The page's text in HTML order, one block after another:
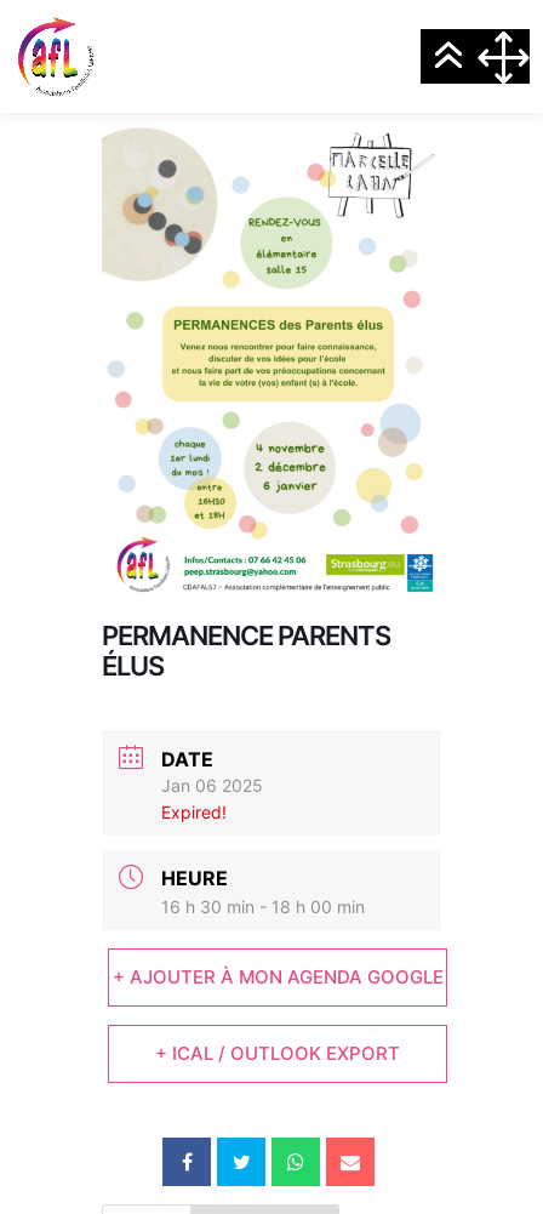
PERMANENCE PARENTS
ÉLUS
DATE
Jan 06 2025
Expired!
HEURE
16 h 30 min - 18 h 00 min
+ AJOUTER À MON AGENDA GOOGLE
+ ICAL / OUTLOOK EXPORT